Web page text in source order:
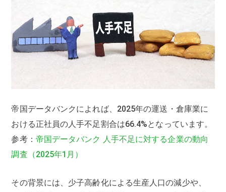
帝国データバンクによれば、2025年の運送・倉庫業に
おける正社員の人手不足割合は66.4%となっています。
参考： 帝国データバンク 人手不足に対する企業の動向
調査（2025年1月）
その背景には、少子高齢化による生産人口の減少や、